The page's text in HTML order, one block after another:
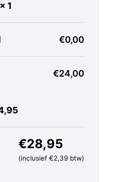
× 1
€0,00
€24,00
€28,95
(inclusief €2,39 btw)